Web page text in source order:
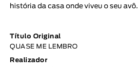
TÓPICOS
Tópicos selecionados
história da casa onde viveu o seu avô.
Título Original
QUASE ME LEMBRO
Realizador